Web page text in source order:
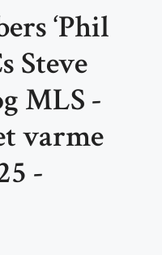
‘Phil
Steve
MLS -
varme
-